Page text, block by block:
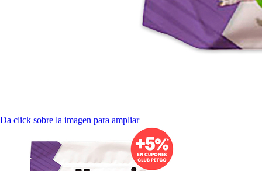
Da click sobre la imagen para ampliar